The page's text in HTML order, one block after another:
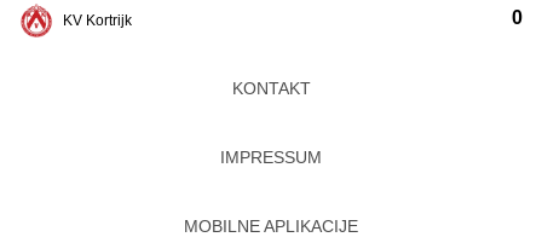
KV Kortrijk 0
KONTAKT
IMPRESSUM
MOBILNE APLIKACIJE